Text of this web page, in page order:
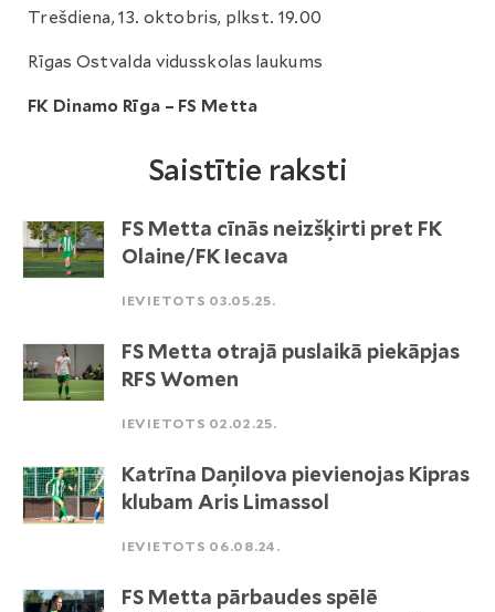
Trešdiena, 13. oktobris, plkst. 19.00
Rīgas Ostvalda vidusskolas laukums
FK Dinamo Rīga – FS Metta
Saistītie raksti
FS Metta cīnās neizšķirti pret FK
Olaine/FK Iecava
IEVIETOTS 03.05.25.
FS Metta otrajā puslaikā piekāpjas
RFS Women
IEVIETOTS 02.02.25.
Katrīna Daņilova pievienojas Kipras
klubam Aris Limassol
IEVIETOTS 06.08.24.
FS Metta pārbaudes spēlē